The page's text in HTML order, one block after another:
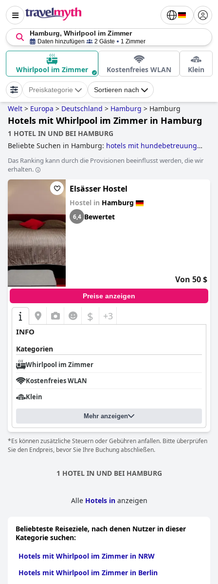
Hamburg, Whirlpool im Zimmer
Daten hinzufügen 2 Gäste 1 Zimmer
Whirlpool im Zimmer Kostenfreies WLAN Klein
Preiskategorie Sortieren nach
Welt > Europa > Deutschland > Hamburg > Hamburg
Hotels mit Whirlpool im Zimmer in Hamburg
1 HOTEL IN UND BEI HAMBURG
Beliebte Suchen in Hamburg: hotels mit hundebetreuung,
hotels,hotels mit pool,4-sterne-hotels,hundefreundliche
hotels,hotels mit whirlpool im zimmer
hotels mit parkplatz
praktiken umgesetzt haben, historische hotels
außergewöhnliche hotels , romantische hotels
,familienhotels,luxushotels
boutique-stil,kleine hotels,wellnesshotels
hotels mit infinity-pool,
hotels.
Das Ranking kann durch die Provisionen beeinflusst werden, die wir
erhalten.
Elsässer Hostel
Hostel in Hamburg
6,4 Bewertet
Von 50 $
Preise anzeigen
$ +3
INFO
Kategorien
Whirlpool im Zimmer
Kostenfreies WLAN
Klein
Mehr anzeigen
*Es können zusätzliche Steuern oder Gebühren anfallen. Bitte überprüfen
Sie den Endpreis, bevor Sie Ihre Buchung abschließen.
1 HOTEL IN UND BEI HAMBURG
Alle Hotels in anzeigen
Beliebteste Reiseziele, nach denen Nutzer in dieser
Kategorie suchen:
Hotels mit Whirlpool im Zimmer in NRW
Hotels mit Whirlpool im Zimmer in Berlin